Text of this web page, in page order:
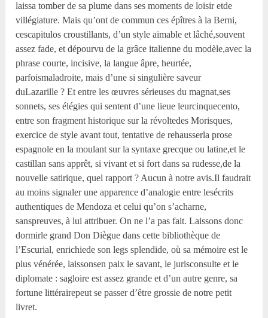
laissa tomber de sa plume dans ses moments de loisir etde
villégiature. Mais qu’ont de commun ces épîtres à la Berni,
cescapitulos croustillants, d’un style aimable et lâché,souvent
assez fade, et dépourvu de la grâce italienne du modèle,avec la
phrase courte, incisive, la langue âpre, heurtée,
parfoismaladroite, mais d’une si singulière saveur
duLazarille ? Et entre les œuvres sérieuses du magnat,ses
sonnets, ses élégies qui sentent d’une lieue leurcinquecento,
entre son fragment historique sur la révoltedes Morisques,
exercice de style avant tout, tentative de rehausserla prose
espagnole en la moulant sur la syntaxe grecque ou latine,et le
castillan sans apprêt, si vivant et si fort dans sa rudesse,de la
nouvelle satirique, quel rapport ? Aucun à notre avis.Il faudrait
au moins signaler une apparence d’analogie entre lesécrits
authentiques de Mendoza et celui qu’on s’acharne,
sanspreuves, à lui attribuer. On ne l’a pas fait. Laissons donc
dormirle grand Don Diègue dans cette bibliothèque de
l’Escurial, enrichiede son legs splendide, où sa mémoire est le
plus vénérée, laissonsen paix le savant, le jurisconsulte et le
diplomate : sagloire est assez grande et d’un autre genre, sa
fortune littérairepeut se passer d’être grossie de notre petit
livret.